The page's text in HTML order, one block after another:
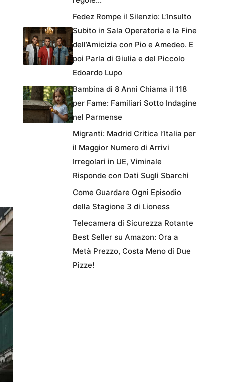
Fedez Rompe il Silenzio: L’Insulto
Subito in Sala Operatoria e la Fine
dell’Amicizia con Pio e Amedeo. E
poi Parla di Giulia e del Piccolo
Edoardo Lupo
Bambina di 8 Anni Chiama il 118
per Fame: Familiari Sotto Indagine
nel Parmense
Migranti: Madrid Critica l’Italia per
il Maggior Numero di Arrivi
Irregolari in UE, Viminale
Risponde con Dati Sugli Sbarchi
Come Guardare Ogni Episodio
della Stagione 3 di Lioness
Telecamera di Sicurezza Rotante
Best Seller su Amazon: Ora a
Metà Prezzo, Costa Meno di Due
Pizze!